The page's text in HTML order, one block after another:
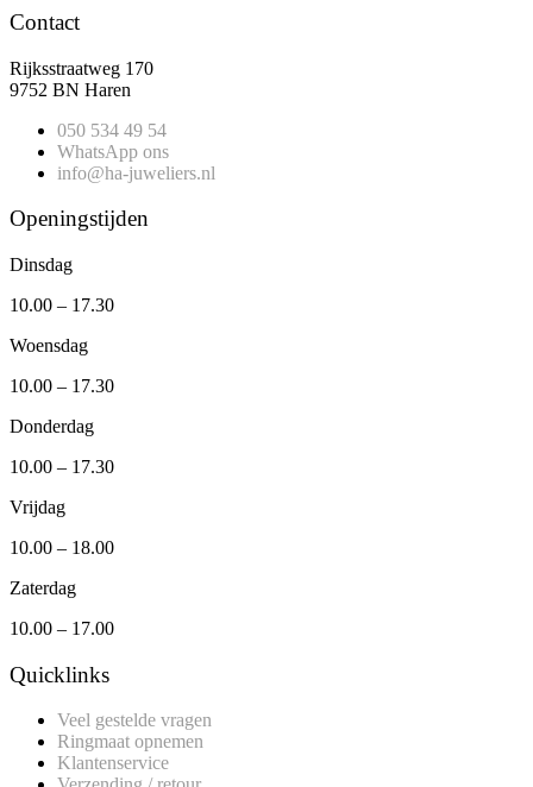
Contact
Rijksstraatweg 170
9752 BN Haren
050 534 49 54
WhatsApp ons
info@ha-juweliers.nl
Openingstijden
Dinsdag
10.00 – 17.30
Woensdag
10.00 – 17.30
Donderdag
10.00 – 17.30
Vrijdag
10.00 – 18.00
Zaterdag
10.00 – 17.00
Quicklinks
Veel gestelde vragen
Ringmaat opnemen
Klantenservice